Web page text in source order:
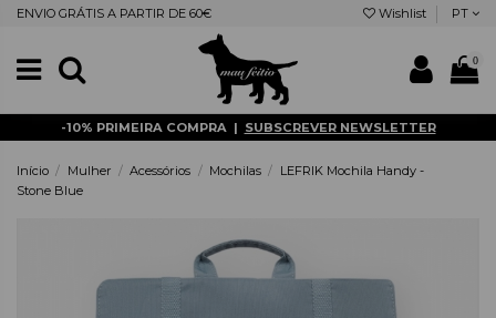
ENVIO GRÁTIS A PARTIR DE 60€ Wishlist PT
0
-10% PRIMEIRA COMPRA | SUBSCREVER NEWSLETTER
Início Mulher Acessórios Mochilas
LEFRIK Mochila Handy -
Stone Blue